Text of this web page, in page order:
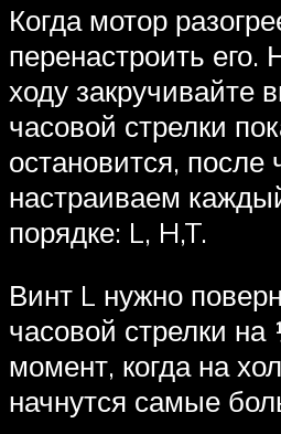
Когда мотор
перенастроить его.
ходу закручивайте
часовой стрелки
остановится, после
настраиваем
порядке: L, H,T.
Винт L нужно
часовой стрелки
момент, когда на
начнутся самые